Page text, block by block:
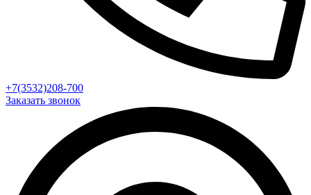
+7(3532)208-700
Заказать звонок